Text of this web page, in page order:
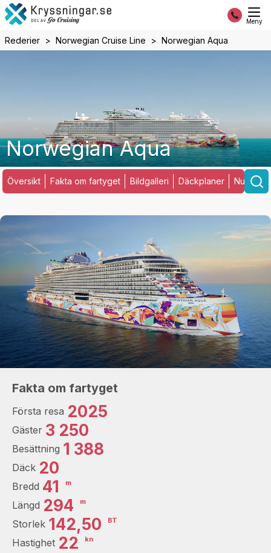
Meny
Rederier Norwegian Cruise Line Norwegian Aqua
Norwegian Aqua
Översikt Fakta om fartyget Bildgalleri Däckplaner
Fakta om fartyget
Första resa 2025
Gäster 3 250
Besättning 1 388
Däck 20
Bredd 41 m
Längd 294 m
Storlek 142,50 BT
Hastighet 22 kn